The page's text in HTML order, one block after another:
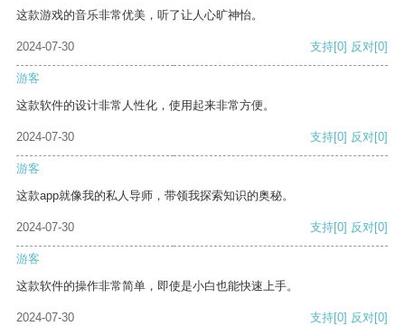
这款游戏的音乐非常优美，听了让人心旷神怡。
2024-07-30 支持[0] 反对[0]
游客
这款软件的设计非常人性化，使用起来非常方便。
2024-07-30 支持[0] 反对[0]
游客
这款app就像我的私人导师，带领我探索知识的奥秘。
2024-07-30 支持[0] 反对[0]
游客
这款软件的操作非常简单，即使是小白也能快速上手。
2024-07-30 支持[0] 反对[0]